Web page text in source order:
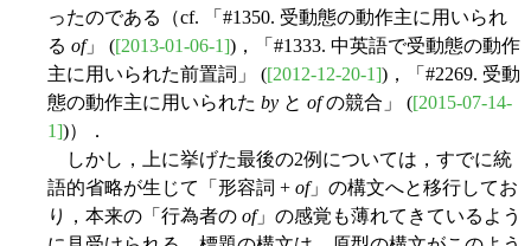
ったのである（cf. 「#1350. 受動態の動作主に用いられ
る of」 ([2013-01-06-1])，「#1333. 中英語で受動態の動作
主に用いられた前置詞」 ([2012-12-20-1])，「#2269. 受動
態の動作主に用いられた by と ofの競合」 ([2015-07-14-
1])）．
しかし，上に挙げた最後の2例については，すでに統
語的省略が生じて「形容詞 + of」の構文へと移行してお
り，本来の「行為者の of」の感覚も薄れてきているよう